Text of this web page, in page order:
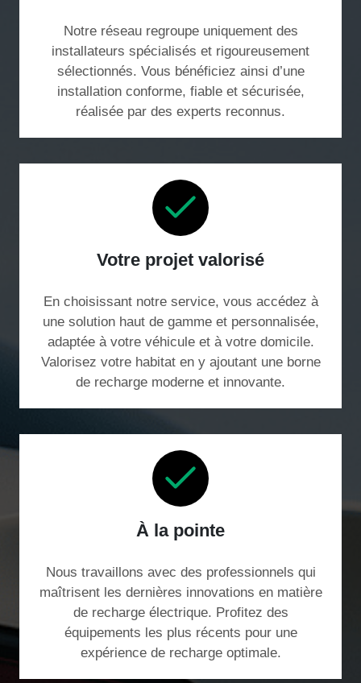
Notre réseau regroupe uniquement des
installateurs spécialisés et rigoureusement
sélectionnés. Vous bénéficiez ainsi d’une
installation conforme, fiable et sécurisée,
réalisée par des experts reconnus.
Votre projet valorisé
En choisissant notre service, vous accédez à
une solution haut de gamme et personnalisée,
adaptée à votre véhicule et à votre domicile.
Valorisez votre habitat en y ajoutant une borne
de recharge moderne et innovante.
À la pointe
Nous travaillons avec des professionnels qui
maîtrisent les dernières innovations en matière
de recharge électrique. Profitez des
équipements les plus récents pour une
expérience de recharge optimale.